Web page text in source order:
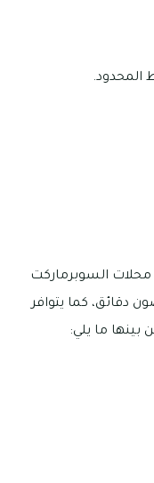
السوبرماركت
دقائق، كما يتوافر
ما يلي: